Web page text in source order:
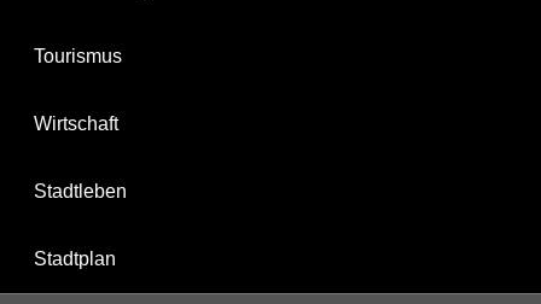
Tourismus
Wirtschaft
Stadtleben
Stadtplan